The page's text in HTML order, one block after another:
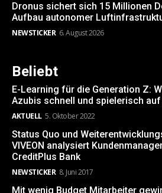
Dronus sichert sich 15 Millionen
Aufbau autonomer
NEWSTICKER 6. August 2026
Beliebt
E-Learning für die Generation Z:
Azubis schnell und spielerisch
AKTUELL 5. Oktober 2022
Status Quo und
VIVEON analysiert
CreditPlus Bank
NEWSTICKER 8. Juni 2017
Mit wenig Budget Mitarbeiter